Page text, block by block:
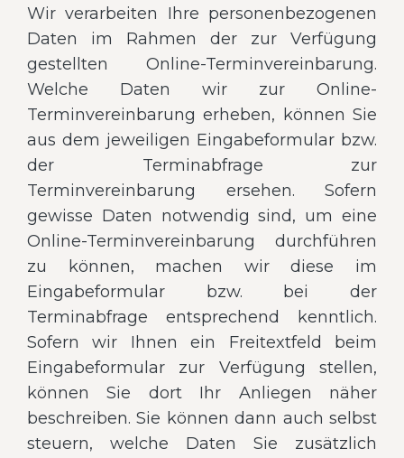
Wir verarbeiten Ihre personenbezogenen
Daten im Rahmen der zur Verfügung
gestellten Online-Terminvereinbarung.
Welche Daten wir zur Online-
Terminvereinbarung erheben, können Sie
aus dem jeweiligen Eingabeformular bzw.
der Terminabfrage zur
Terminvereinbarung ersehen. Sofern
gewisse Daten notwendig sind, um eine
Online-Terminvereinbarung durchführen
zu können, machen wir diese im
Eingabeformular bzw. bei der
Terminabfrage entsprechend kenntlich.
Sofern wir Ihnen ein Freitextfeld beim
Eingabeformular zur Verfügung stellen,
können Sie dort Ihr Anliegen näher
beschreiben. Sie können dann auch selbst
steuern, welche Daten Sie zusätzlich